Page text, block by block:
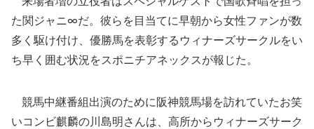
た関ジャニ∞だ。彼らを目当てに早朝から女性ファンが数
多く駆け付け、優勝馬を表彰するウィナーズサークルをい
ち早く囲む状況をスポニチアネックスが報じた。
競馬中継番組出演のために阪神競馬場を訪れていたお笑
いコンビ麒麟の川島明さんは、高所からウィナーズサーク